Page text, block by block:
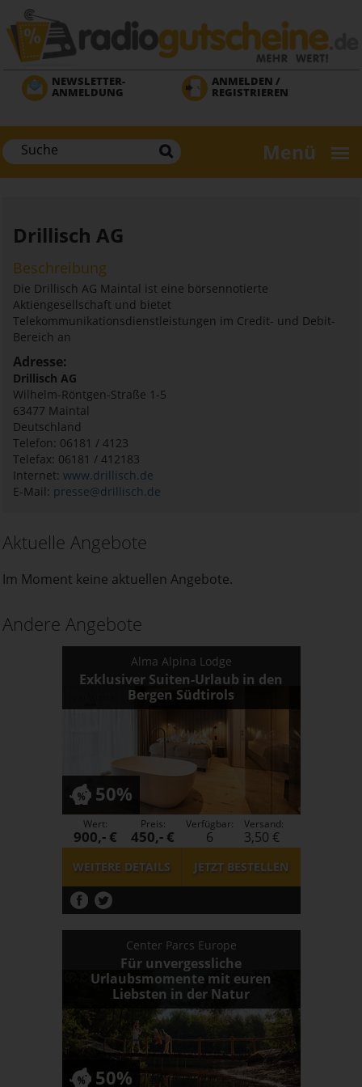
Direkt
zum
Inhalt
NEWSLETTER-
ANMELDUNG
ANMELDEN /
REGISTRIEREN
Menü
Drillisch AG
Beschreibung
Die Drillisch AG Maintal ist eine börsennotierte
Aktiengesellschaft und bietet
Telekommunikationsdienstleistungen im Credit- und Debit-
Bereich an
Adresse:
Drillisch AG
Wilhelm-Röntgen-Straße 1-5
63477 Maintal
Deutschland
Telefon: 06181 / 4123
Telefax: 06181 / 412183
Internet: www.drillisch.de
E-Mail: presse@drillisch.de
Aktuelle Angebote
Im Moment keine aktuellen Angebote.
Andere Angebote
Alma Alpina Lodge
Exklusiver Suiten-Urlaub in den
Bergen Südtirols
50%
WEITERE DETAILS JETZTBESTELLEN
Wert:
900,- €
Preis:
450,- €
Verfügbar:
6
Versand:
3,50 €
Center Parcs Europe
Für unvergessliche
Urlaubsmomente mit euren
Liebsten in der Natur
50%